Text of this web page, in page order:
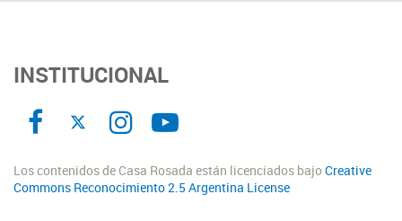
INSTITUCIONAL
Los contenidos de Casa Rosada están licenciados bajoCreative
Commons Reconocimiento 2.5 Argentina License